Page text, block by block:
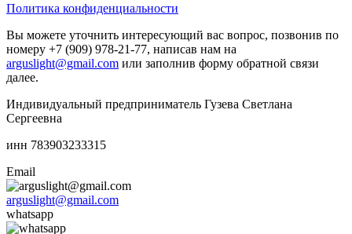
Политика конфиденциальности
Вы можете уточнить интересующий вас вопрос, позвонив по
номеру +7 (909) 978-21-77, написав нам на
arguslight@gmail.com или заполнив форму обратной связи
далее.
Индивидуальный предприниматель Гузева Светлана
Сергеевна
инн 783903233315
Email
arguslight@gmail.com
whatsapp